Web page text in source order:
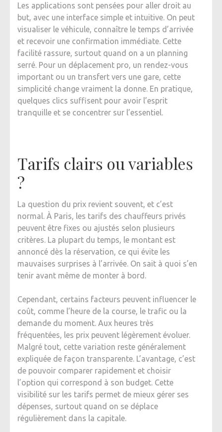
Les applications sont pensées pour aller droit au
but, avec une interface simple et intuitive. On peut
visualiser le véhicule, connaître le temps d’arrivée
et recevoir une confirmation immédiate. Cette
facilité rassure, surtout quand on a un planning
serré. Pour un déplacement pro, un rendez-vous
important ou un transfert vers une gare, cette
simplicité change vraiment la donne. En pratique,
quelques clics suffisent pour avoir l’esprit
tranquille et se concentrer sur l’essentiel.
Tarifs clairs ou variables
?
La question du prix revient souvent, et c’est
normal. À Paris, les tarifs des chauffeurs privés
peuvent être fixes ou ajustés selon plusieurs
critères. La plupart du temps, le montant est
annoncé dès la réservation, ce qui évite les
mauvaises surprises à l’arrivée. On sait à quoi s’en
tenir avant même de monter à bord.
Cependant, certains facteurs peuvent influencer le
coût, comme l’heure de la course, le trafic ou la
demande du moment. Aux heures très
fréquentées, les prix peuvent légèrement évoluer.
Malgré tout, cette variation reste généralement
expliquée de façon transparente. L’avantage, c’est
de pouvoir comparer rapidement et choisir
l’option qui correspond à son budget. Cette
visibilité sur les tarifs permet de mieux gérer ses
dépenses, surtout quand on se déplace
régulièrement dans la capitale.